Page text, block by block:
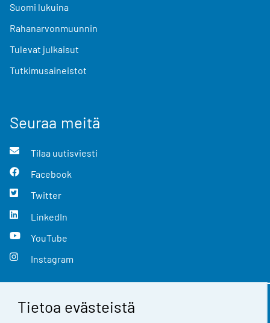
Tietoa evästeistä
Suomi lukuina
Rahanarvonmuunnin
Tulevat julkaisut
Tutkimusaineistot
Seuraa meitä
Tilaa uutisviesti
Facebook
Twitter
LinkedIn
YouTube
Instagram
Yhteystiedot